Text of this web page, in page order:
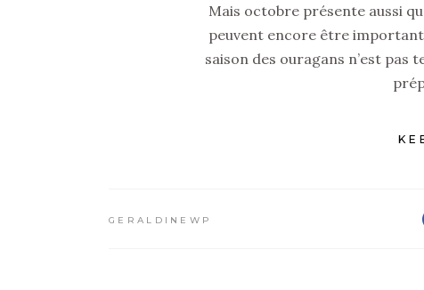
Mais octobre présente aussi
peuvent encore être
saison des ouragans n’est pas
GERALDINEWP